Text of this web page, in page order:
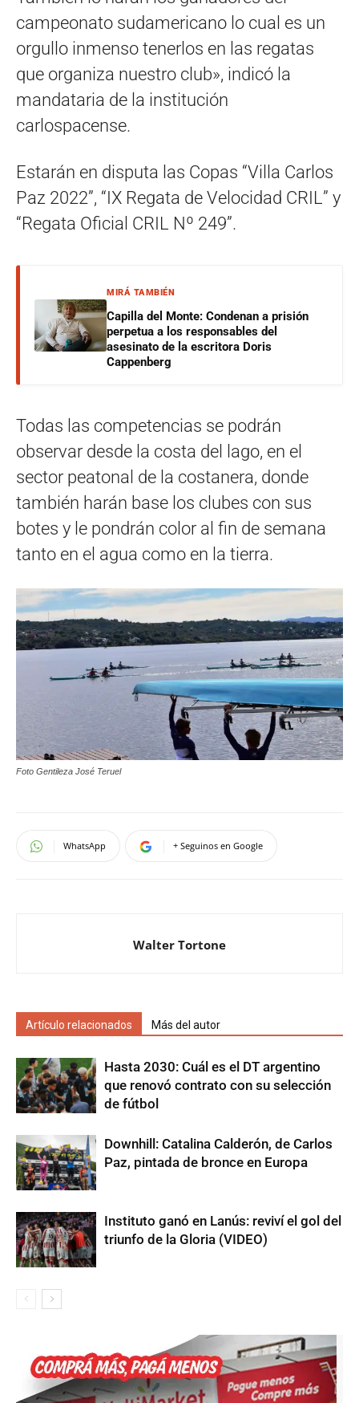
campeonato sudamericano lo cual es un
orgullo inmenso tenerlos en las regatas
que organiza nuestro club», indicó la
mandataria de la institución
carlospacense.
Estarán en disputa las Copas “Villa Carlos
Paz 2022”, “IX Regata de Velocidad CRIL” y
“Regata Oficial CRIL Nº 249”.
MIRÁ TAMBIÉN
Capilla del Monte: Condenan a prisión
perpetua a los responsables del
asesinato de la escritora Doris
Cappenberg
Todas las competencias se podrán
observar desde la costa del lago, en el
sector peatonal de la costanera, donde
también harán base los clubes con sus
botes y le pondrán color al fin de semana
tanto en el agua como en la tierra.
Foto Gentileza José Teruel
WhatsApp + Seguinos en Google
Walter Tortone
Artículo relacionados Más del autor
Hasta 2030: Cuál es el DT argentino
que renovó contrato con su selección
de fútbol
Downhill: Catalina Calderón, de Carlos
Paz, pintada de bronce en Europa
Instituto ganó en Lanús: reviví el gol del
triunfo de la Gloria (VIDEO)